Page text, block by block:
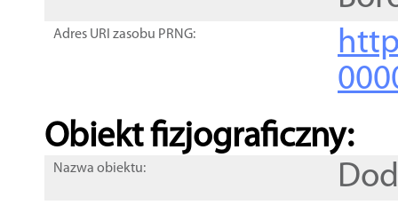
Adres URI zasobu PRNG:
Obiekt fizjograficzny:
Nazwa obiektu: